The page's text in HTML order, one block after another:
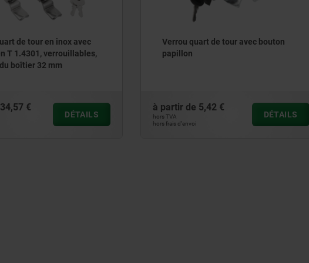
de tour en inox avec
T 1.4301, verrouillables,
boîtier 32 mm
34,57 €
DÉTAILS
Verrou quart de tour avec bouton
papillon
à partir de 5,42 €
hors TVA
hors frais d’envoi
DÉTAILS